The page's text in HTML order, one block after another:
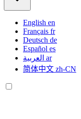
English en
Français fr
Deutsch de
Español es
العربية ar
简体中文 zh-CN